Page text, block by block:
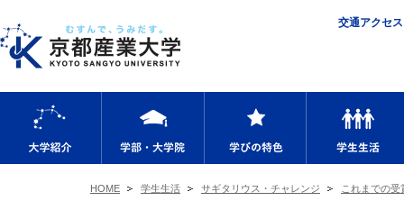
交通アクセス
大学紹介 学部・大学院 学びの特色
HOME 学生生活 サギタリウス・チャレンジ これまでの受